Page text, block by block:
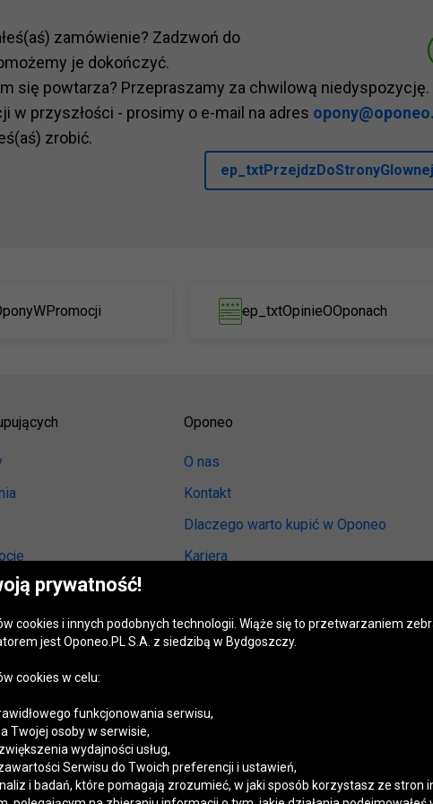
zamówienie? Zadzwoń do
je dokończyć.
się powtarza? Przepraszamy za chwilową
w przyszłości - prosimy o e-mail na adres
zrobić.
ep_txtPrzejdzDoStronyGlownej
ep_txtOpinieOOponach
(DSA)
Oponeo
O nas
Kontakt
Dlaczego warto kupić w Oponeo
Kariera
Biuro prasowe
Kręci nas recykling
Mapa fotoradarów
Ustawienia cookies
prywatność!
cookies i innych podobnych technologii. Wiąże się to przetwarzaniem
jest Oponeo.PL S.A. z siedzibą w Bydgoszczy.
cookies w celu:
funkcjonowania serwisu,
Twojej osoby w serwisie,
wydajności usług,
Serwisu do Twoich preferencji i ustawień,
i badań, które pomagają zrozumieć, w jaki sposób korzystasz ze stron